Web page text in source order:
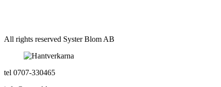
All rights reserved Syster Blom AB
tel 0707-330465